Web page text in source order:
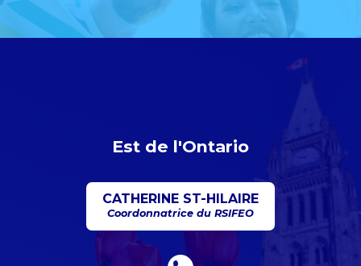
Est de l'Ontario
CATHERINE ST-HILAIRE
Coordonnatrice du RSIFEO